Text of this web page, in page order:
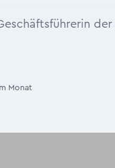
der
Monat